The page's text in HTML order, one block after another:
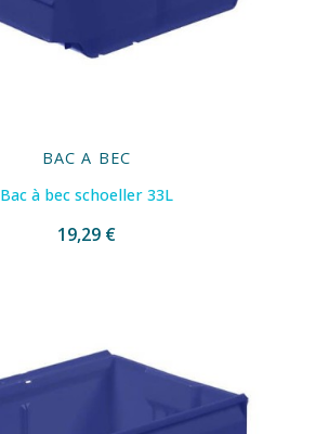
BAC A BEC
Bac à bec schoeller 33L
19,29 €